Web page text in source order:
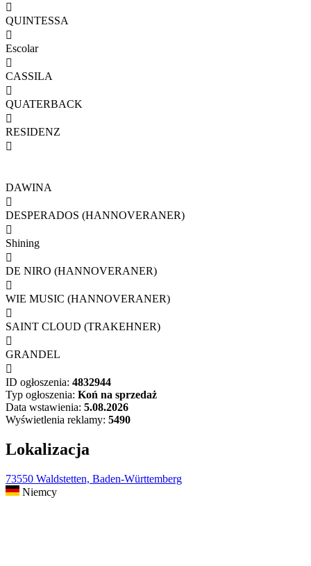

QUINTESSA

Escolar

CASSILA

QUATERBACK

RESIDENZ

DAWINA

DESPERADOS (HANNOVERANER)

Shining

DE NIRO (HANNOVERANER)

WIE MUSIC (HANNOVERANER)

SAINT CLOUD (TRAKEHNER)

GRANDEL

ID ogłoszenia: 4832944
Typ ogłoszenia: Koń na sprzedaż
Data wstawienia: 5.08.2026
Wyświetlenia reklamy: 5490
Lokalizacja
73550 Waldstetten, Baden-Württemberg
Niemcy